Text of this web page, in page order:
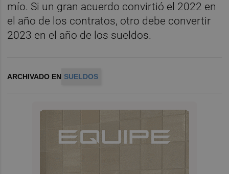
mío. Si un gran acuerdo convirtió el 2022 en
el año de los contratos, otro debe convertir
2023 en el año de los sueldos.
ARCHIVADO EN SUELDOS